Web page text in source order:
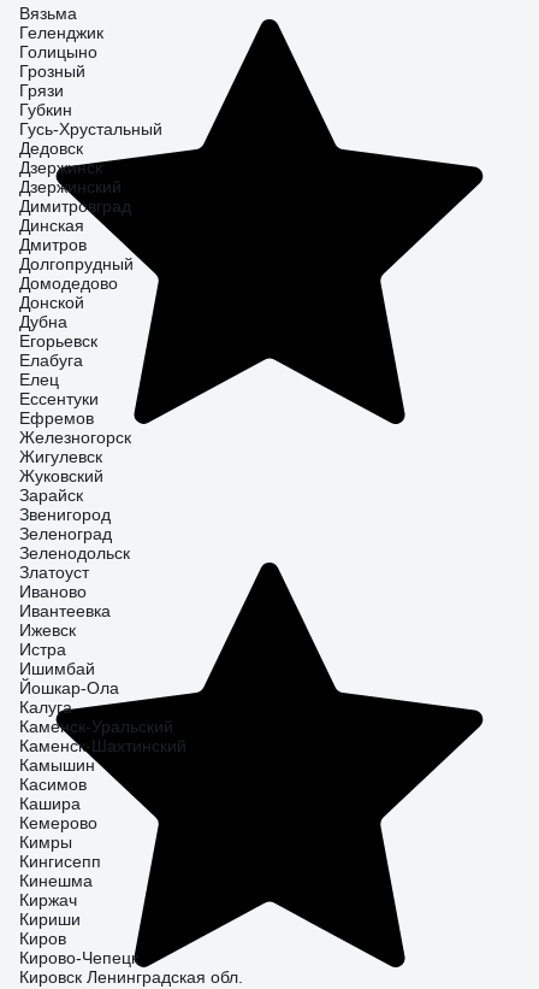
Вязьма
Геленджик
Голицыно
Грозный
Грязи
Губкин
Гусь-Хрустальный
Дедовск
Дзержинск
Дзержинский
Димитровград
Динская
Дмитров
Долгопрудный
Домодедово
Донской
Дубна
Егорьевск
Елабуга
Елец
Ессентуки
Ефремов
Железногорск
Жигулевск
Жуковский
Зарайск
Звенигород
Зеленоград
Зеленодольск
Златоуст
Иваново
Ивантеевка
Ижевск
Истра
Ишимбай
Йошкар-Ола
Калуга
Каменск-Уральский
Каменск-Шахтинский
Камышин
Касимов
Кашира
Кемерово
Кимры
Кингисепп
Кинешма
Киржач
Кириши
Киров
Кирово-Чепецк
Кировск Ленинградская обл.